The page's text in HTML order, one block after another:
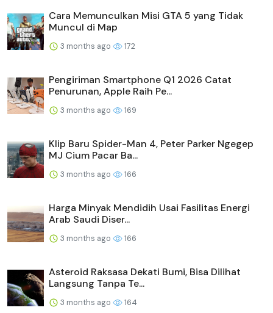
Cara Memunculkan Misi GTA 5 yang Tidak
Muncul di Map
3 months ago 172
Pengiriman Smartphone Q1 2026 Catat
Penurunan, Apple Raih Pe...
3 months ago 169
Klip Baru Spider-Man 4, Peter Parker Ngegep
MJ Cium Pacar Ba...
3 months ago 166
Harga Minyak Mendidih Usai Fasilitas Energi
Arab Saudi Diser...
3 months ago 166
Asteroid Raksasa Dekati Bumi, Bisa Dilihat
Langsung Tanpa Te...
3 months ago 164